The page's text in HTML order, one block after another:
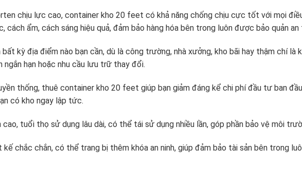
chịu lực cao, container kho 20 feet có khả năng chống chịu cực tốt với mọi
cách ẩm, cách sáng hiệu quả, đảm bảo hàng hóa bên trong luôn được bảo quản an
bất kỳ địa điểm nào bạn cần, dù là công trường, nhà xưởng, kho bãi hay thậm chí
hạn hoặc nhu cầu lưu trữ thay đổi.
thống, thuê container kho 20 feet giúp bạn giảm đáng kể chi phí đầu tư ban
có kho ngay lập tức.
tuổi thọ sử dụng lâu dài, có thể tái sử dụng nhiều lần, góp phần bảo vệ môi
chắc chắn, có thể trang bị thêm khóa an ninh, giúp đảm bảo tài sản bên trong